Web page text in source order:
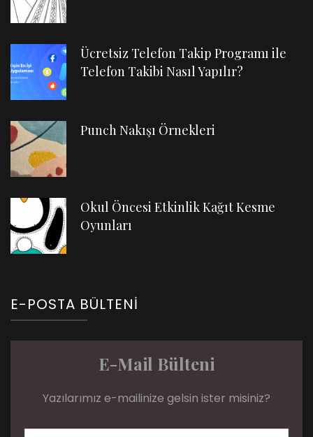
Ücretsiz Telefon Takip Programı ile
Telefon Takibi Nasıl Yapılır?
Punch Nakışı Örnekleri
Okul Öncesi Etkinlik Kağıt Kesme
Oyunları
E-POSTA BÜLTENI
E-Mail Bülteni
Yazılarımız e-mailinize gelsin ister misiniz?